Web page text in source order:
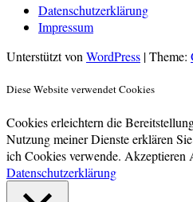
Datenschutzerklärung
Impressum
Unterstützt von WordPress |Theme:
Diese Website verwendet Cookies
Cookies erleichtern die
Nutzung meiner Dienste erklären
ich Cookies verwende. Akzeptieren
Datenschutzerklärung